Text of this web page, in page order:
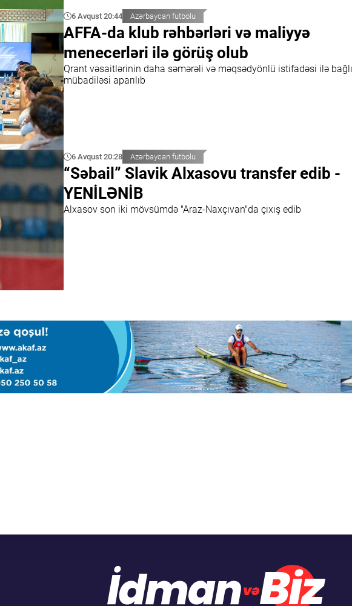
6 Avqust 20:44 Azərbaycan futbolu
AFFA-da klub rəhbərləri və maliyyə
menecerləri ilə görüş olub
Qrant vəsaitlərinin daha səmərəli və məqsədyönlü istifadəsi ilə
mübadiləsi aparılıb
6 Avqust 20:28 Azərbaycan futbolu
“Səbail” Slavik Alxasovu transfer edib -
YENİLƏNİB
Alxasov son iki mövsümdə "Araz-Naxçıvan"da çıxış edib